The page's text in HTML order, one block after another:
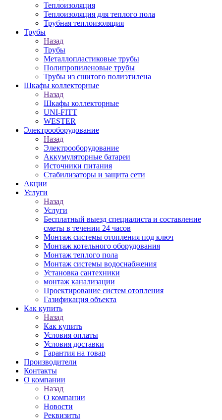
Теплоизоляция
Теплоизоляция для теплого пола
Трубная теплоизоляция
Трубы
Назад
Трубы
Металлопластиковые трубы
Полипропиленовые трубы
Трубы из сшитого полиэтилена
Шкафы коллекторные
Назад
Шкафы коллекторные
UNI-FITT
WESTER
Электрооборудование
Назад
Электрооборудование
Аккумуляторные батареи
Источники питания
Стабилизаторы и защита сети
Акции
Услуги
Назад
Услуги
Бесплатный выезд специалиста и составление
сметы в течении 24 часов
Монтаж системы отопления под ключ
Монтаж котельного оборудования
Монтаж теплого пола
Монтаж системы водоснабжения
Установка сантехники
монтаж канализации
Проектирование систем отопления
Газификация объекта
Как купить
Назад
Как купить
Условия оплаты
Условия доставки
Гарантия на товар
Производители
Контакты
О компании
Назад
О компании
Новости
Реквизиты